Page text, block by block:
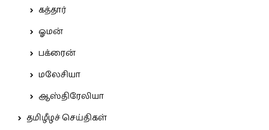
கத்தார்
ஓமன்
பக்ரைன்
மலேசியா
ஆஸ்திரேலியா
தமிழீழச் செய்திகள்